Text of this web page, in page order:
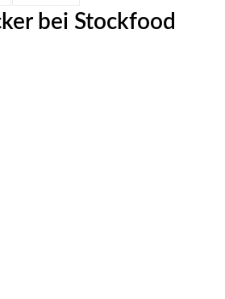
bei Stockfood